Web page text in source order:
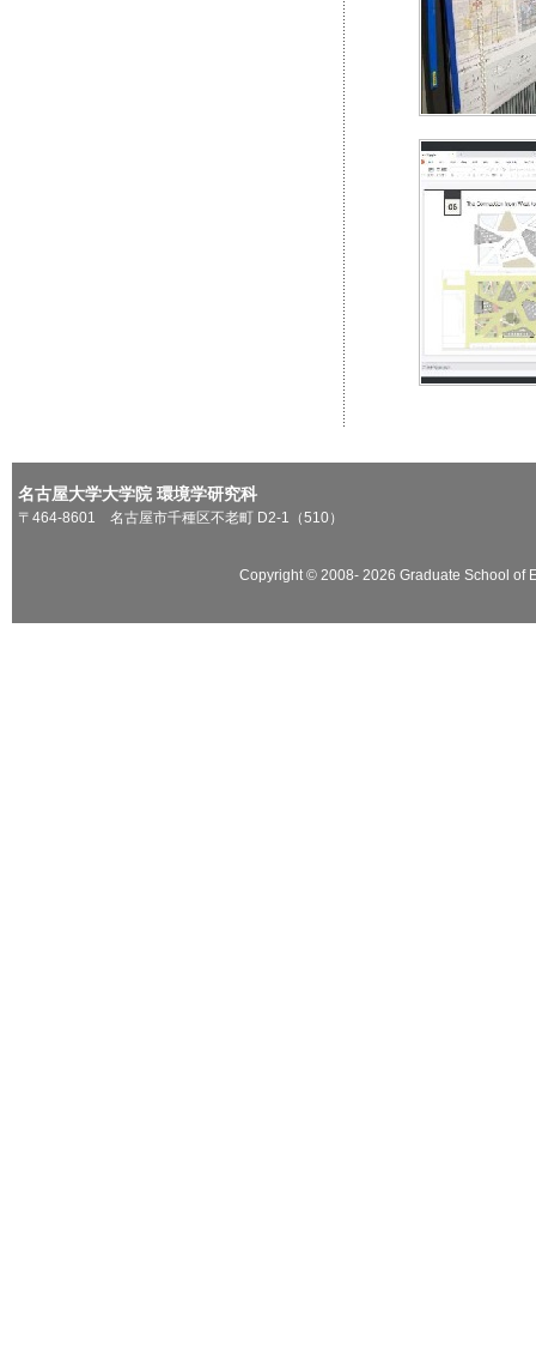
名古屋大学大学院 環境学研究科
〒464-8601 名古屋市千種区不老町 D2-1（510）
Copyright © 2008- 2026 Graduate School of